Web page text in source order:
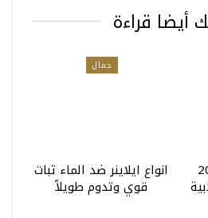
أيضا قراءة
2022
جمال
انواع ايلاينر ضد الماء ثبات
قوي وتدوم طويلاً